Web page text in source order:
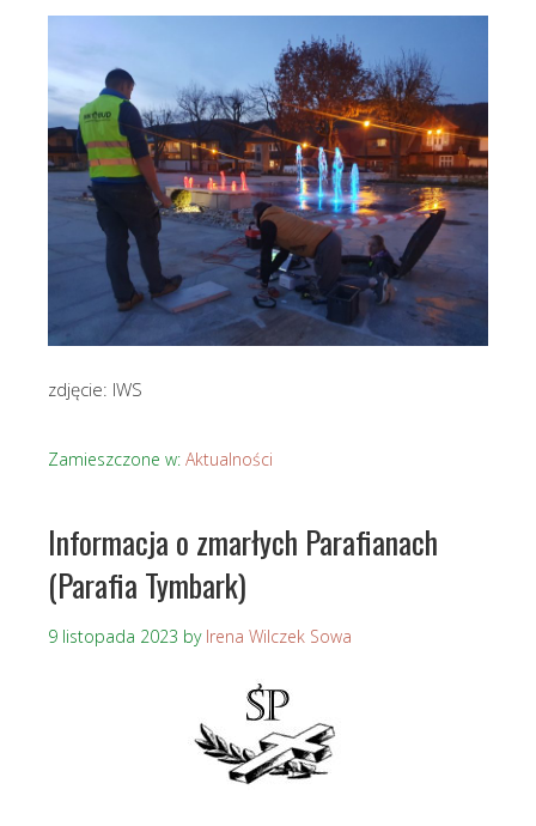
zdjęcie: IWS
Zamieszczone w: Aktualności
Informacja o zmarłych Parafianach
(Parafia Tymbark)
9 listopada 2023 by Irena Wilczek Sowa